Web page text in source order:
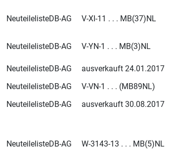
NeuteilelisteDB-AG V-XI-11 . . . MB(37)NL
NeuteilelisteDB-AG V-YN-1 . . . MB(3)NL
NeuteilelisteDB-AG ausverkauft 24.01.2017
NeuteilelisteDB-AG V-VN-1 . . . (MB89NL)
NeuteilelisteDB-AG ausverkauft 30.08.2017
NeuteilelisteDB-AG W-3143-13 . . . MB(5)NL